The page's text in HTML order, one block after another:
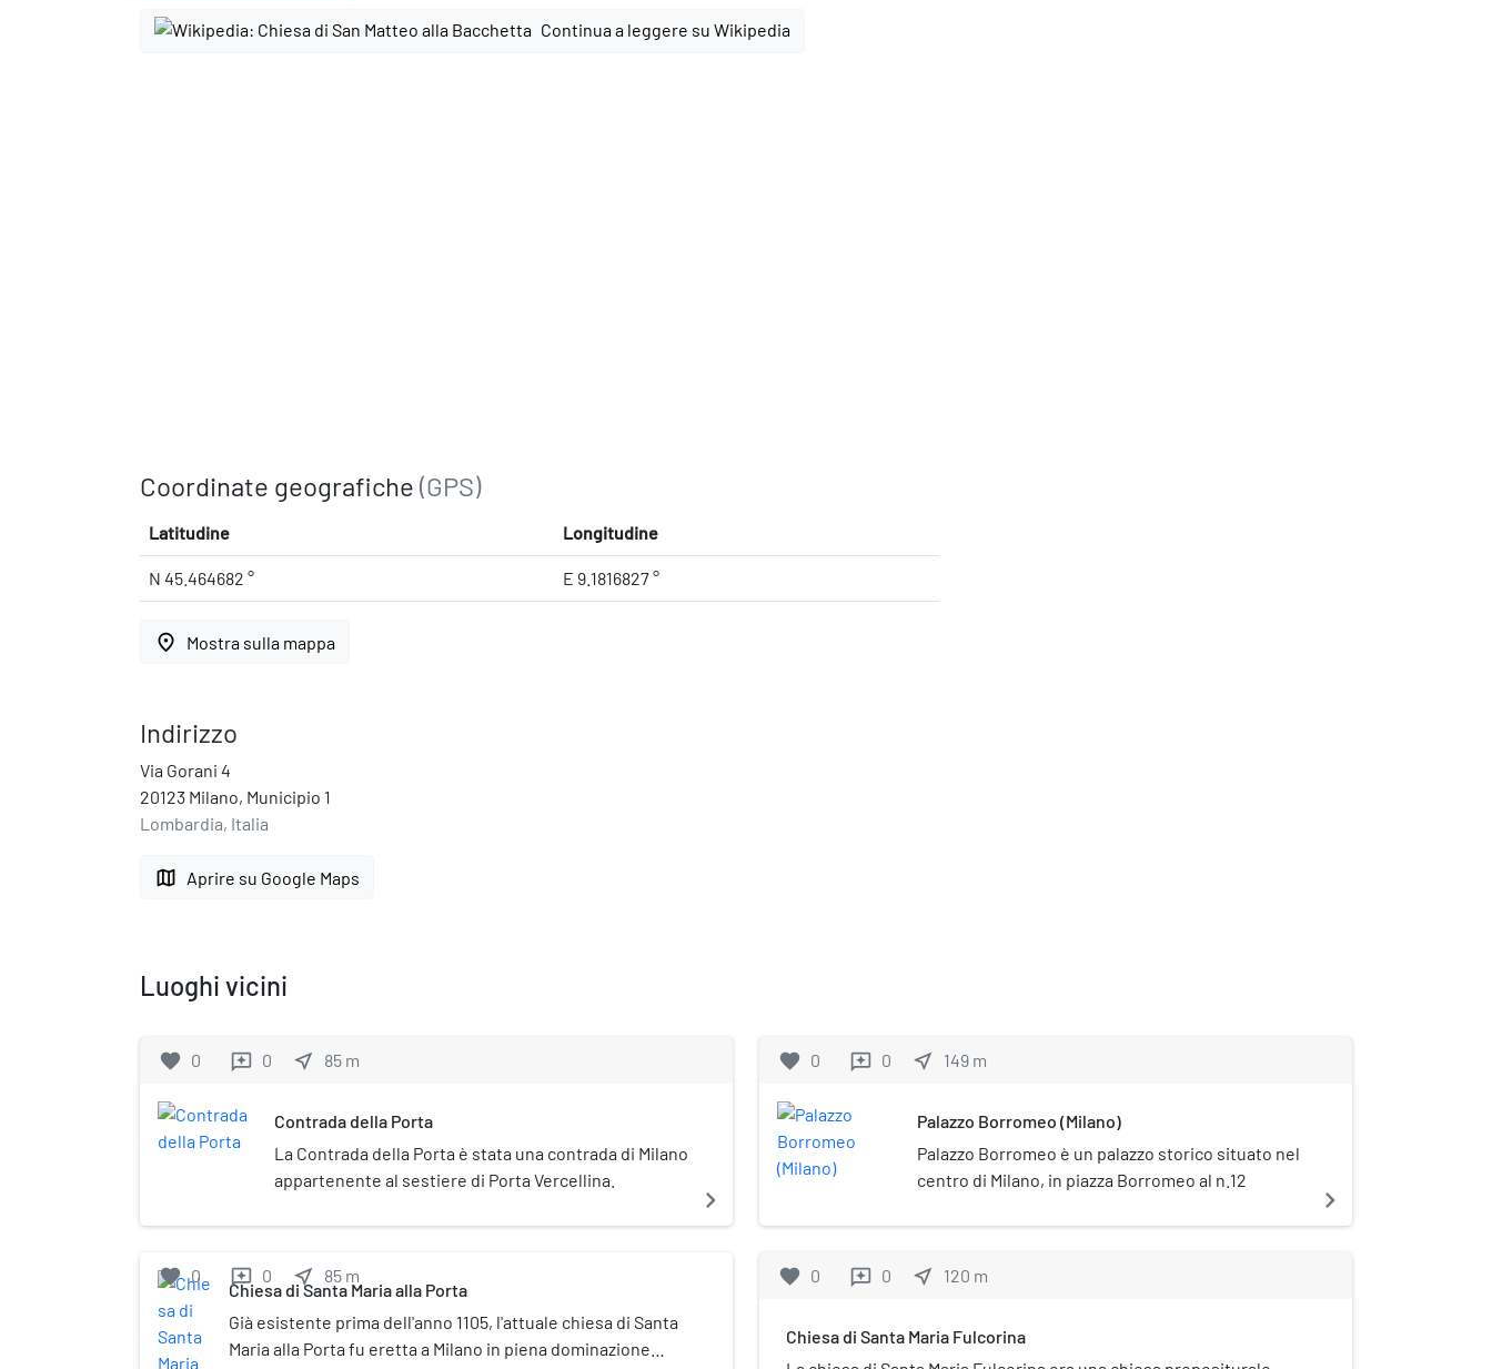
Continua a leggere su Wikipedia
Coordinate geografiche (GPS)
Latitudine Longitudine
N 45.464682 ° E 9.1816827 °
place Mostra sulla mappa
Indirizzo
Via Gorani 4
20123 Milano, Municipio 1
Lombardia, Italia
map Aprire su Google Maps
Luoghi vicini
favorite 0 reviews 0 near_me 85 m
Contrada della Porta
La Contrada della Porta è stata una contrada di Milano
appartenente al sestiere di Porta Vercellina.
navigate_next
favorite 0 reviews 0 near_me 85 m
Chiesa di Santa Maria alla Porta
Già esistente prima dell'anno 1105, l'attuale chiesa di Santa
Maria alla Porta fu eretta a Milano in piena dominazione
favorite 0 reviews 0 near_me 149 m
Palazzo Borromeo (Milano)
Palazzo Borromeo è un palazzo storico situato nel
centro di Milano, in piazza Borromeo al n.12
navigate_next
favorite 0 reviews 0 near_me 120 m
Chiesa di Santa Maria Fulcorina